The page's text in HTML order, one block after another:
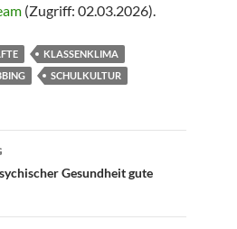
(Zugriff: 02.03.2026).
KLASSENKLIMA
SCHULKULTUR
Gesundheit gute